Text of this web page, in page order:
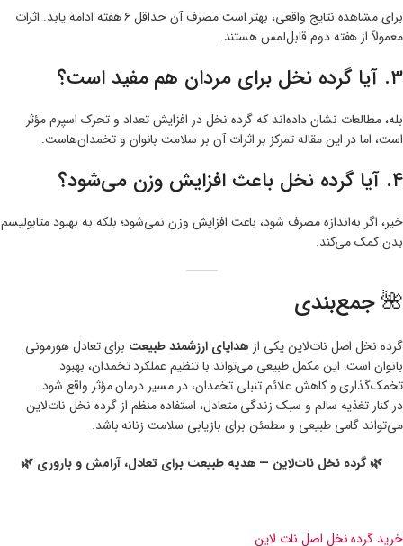
برای مشاهده نتایج واقعی، بهتر است مصرف آن حداقل ۶ هفته ادامه یابد. اثرات
معمولاً از هفته دوم قابل‌لمس هستند.
۳. آیا گرده نخل برای مردان هم مفید است؟
بله، مطالعات نشان داده‌اند که گرده نخل در افزایش تعداد و تحرک اسپرم مؤثر
است، اما در این مقاله تمرکز بر اثرات آن بر سلامت بانوان و تخمدان‌هاست.
۴. آیا گرده نخل باعث افزایش وزن می‌شود؟
خیر، اگر به‌اندازه مصرف شود، باعث افزایش وزن نمی‌شود؛ بلکه به بهبود متابولیسم
بدن کمک می‌کند.
🌺 جمع‌بندی
گرده نخل اصل نات‌لاین یکی از هدایای ارزشمند طبیعت برای تعادل هورمونی
بانوان است. این مکمل طبیعی می‌تواند با تنظیم عملکرد تخمدان، بهبود
تخمک‌گذاری و کاهش علائم تنبلی تخمدان، در مسیر درمان مؤثر واقع شود.
در کنار تغذیه سالم و سبک زندگی متعادل، استفاده منظم از گرده نخل نات‌لاین
می‌تواند گامی طبیعی و مطمئن برای بازیابی سلامت زنانه باشد.
🌿 گرده نخل نات‌لاین — هدیه طبیعت برای تعادل، آرامش و باروری 🌿
خرید گرده نخل اصل نات لاین